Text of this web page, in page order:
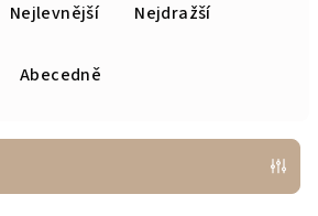
Nejlevnější Nejdražší
Abecedně